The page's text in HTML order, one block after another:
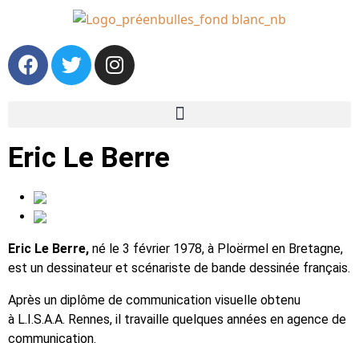
Eric Le Berre
Eric Le Berre, né le 3 février 1978, à Ploërmel en Bretagne,
est un dessinateur et scénariste de bande dessinée français.
Après un diplôme de communication visuelle obtenu
à L.I.S.A.A. Rennes, il travaille quelques années en agence de
communication.